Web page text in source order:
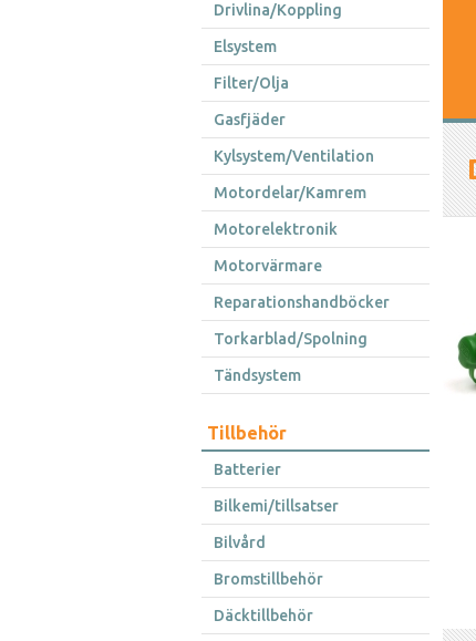
Drivlina/Koppling
Elsystem
Filter/Olja
Gasfjäder
Kylsystem/Ventilation
Motordelar/Kamrem
Motorelektronik
Motorvärmare
Reparationshandböcker
Torkarblad/Spolning
Tändsystem
Tillbehör
Batterier
Bilkemi/tillsatser
Bilvård
Bromstillbehör
Däcktillbehör